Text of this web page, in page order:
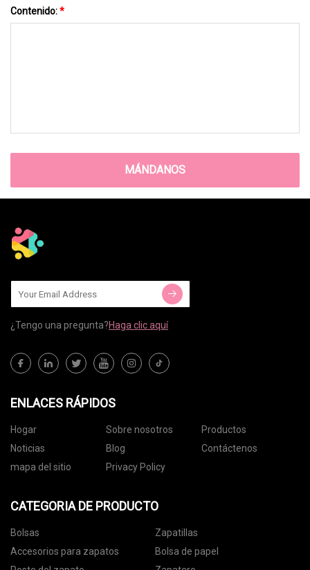
Contenido:*
MÁNDANOS
¿Tengo una pregunta?Haga clic aquí
ENLACES RÁPIDOS
Hogar Sobre nosotros
Productos
Noticias
Blog
Contáctenos
mapa del sitio
Privacy Policy
CATEGORIA DE PRODUCTO
Bolsas
Zapatillas
Accesorios para zapatos
Bolsa de papel